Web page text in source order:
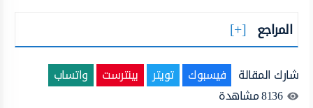
المراجع
شارك المقالة فيسبوك تويتر بينترست
واتساب
8136مشاهدة